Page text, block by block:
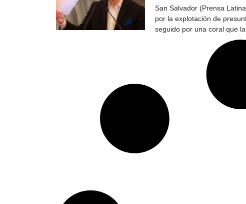
San Salvador (Prensa
por la explotación de
seguido por una coral que